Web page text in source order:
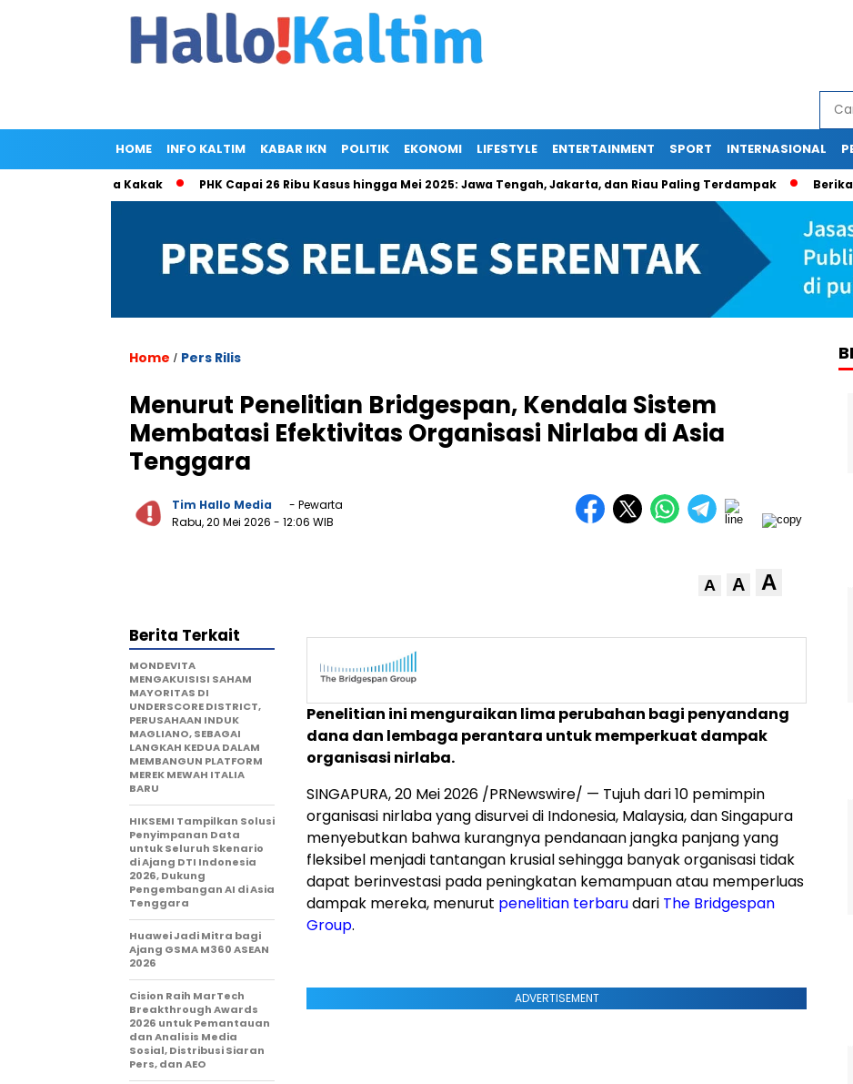
HOME INFO KALTIM KABAR IKN POLITIK EKONOMI LIFESTYLE ENTERTAINMENT SPORT INTERNASIONAL
Cuma Kakak PHK Capai 26 Ribu Kasus hingga Mei 2025: Jawa Tengah, Jakarta, dan Riau Paling Terdampak Berikan
Home / Pers Rilis
Menurut Penelitian Bridgespan, Kendala Sistem
Membatasi Efektivitas Organisasi Nirlaba di Asia
Tenggara
Tim Hallo Media
- Pewarta
Rabu, 20 Mei 2026 - 12:06 WIB
A A A
Penelitian ini menguraikan lima perubahan bagi penyandang
dana dan lembaga perantara untuk memperkuat dampak
organisasi nirlaba.
SINGAPURA,20 Mei 2026 /PRNewswire/ — Tujuh dari 10 pemimpin
organisasi nirlaba yang disurvei di Indonesia, Malaysia, dan Singapura
menyebutkan bahwa kurangnya pendanaan jangka panjang yang
fleksibel menjadi tantangan krusial sehingga banyak organisasi tidak
dapat berinvestasi pada peningkatan kemampuan atau memperluas
dampak mereka, menurut penelitian terbarudari The Bridgespan
Group.
ADVERTISEMENT
Berita Terkait
MONDEVITA
MENGAKUISISI SAHAM
MAYORITAS DI
UNDERSCORE DISTRICT,
PERUSAHAAN INDUK
MAGLIANO, SEBAGAI
LANGKAH KEDUA DALAM
MEMBANGUN PLATFORM
MEREK MEWAH ITALIA
BARU
HIKSEMI Tampilkan Solusi
Penyimpanan Data
untuk Seluruh Skenario
di Ajang DTI Indonesia
2026, Dukung
Pengembangan AI di Asia
Tenggara
Huawei Jadi Mitra bagi
Ajang GSMA M360 ASEAN
2026
Cision Raih MarTech
Breakthrough Awards
2026 untuk Pemantauan
dan Analisis Media
Sosial, Distribusi Siaran
Pers, dan AEO